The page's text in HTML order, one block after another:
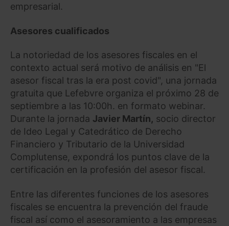
empresarial.
Asesores cualificados
La notoriedad de los asesores fiscales en el
contexto actual será motivo de análisis en "El
asesor fiscal tras la era post covid", una jornada
gratuita que Lefebvre organiza el próximo 28 de
septiembre a las 10:00h. en formato webinar.
Durante la jornada Javier Martín, socio director
de Ideo Legal y Catedrático de Derecho
Financiero y Tributario de la Universidad
Complutense, expondrá los puntos clave de la
certificación en la profesión del asesor fiscal.
Entre las diferentes funciones de los asesores
fiscales se encuentra la prevención del fraude
fiscal así como el asesoramiento a las empresas